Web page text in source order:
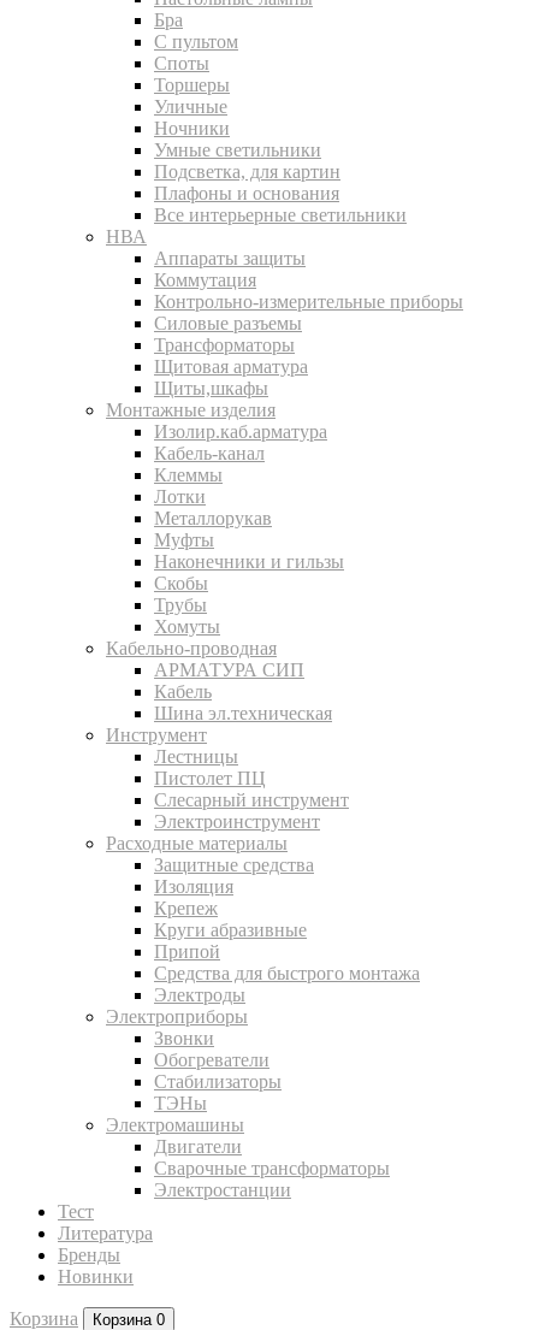
Бра
С пультом
Споты
Торшеры
Уличные
Ночники
Умные светильники
Подсветка, для картин
Плафоны и основания
Все интерьерные светильники
НВА
Аппараты защиты
Коммутация
Контрольно-измерительные приборы
Силовые разъемы
Трансформаторы
Щитовая арматура
Щиты,шкафы
Монтажные изделия
Изолир.каб.арматура
Кабель-канал
Клеммы
Лотки
Металлорукав
Муфты
Наконечники и гильзы
Скобы
Трубы
Хомуты
Кабельно-проводная
АРМАТУРА СИП
Кабель
Шина эл.техническая
Инструмент
Лестницы
Пистолет ПЦ
Слесарный инструмент
Электроинструмент
Расходные материалы
Защитные средства
Изоляция
Крепеж
Круги абразивные
Припой
Средства для быстрого монтажа
Электроды
Электроприборы
Звонки
Обогреватели
Стабилизаторы
ТЭНы
Электромашины
Двигатели
Сварочные трансформаторы
Электростанции
Тест
Литература
Бренды
Новинки
Корзина Корзина 0